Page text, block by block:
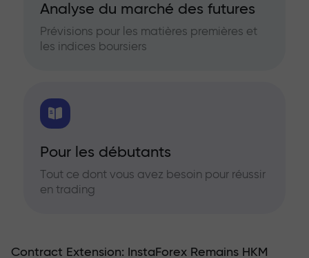
Analyse du marché des futures
Prévisions pour les matières premières et
les indices boursiers
Pour les débutants
Tout ce dont vous avez besoin pour réussir
en trading
Contract Extension: InstaForex Remains HKM